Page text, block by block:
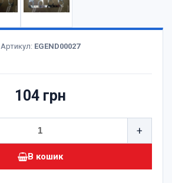
Артикул: EGEND00027
104 грн
+
В кошик